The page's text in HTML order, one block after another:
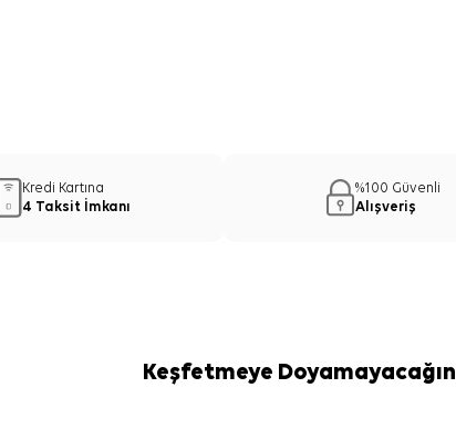
Kredi Kartına
4 Taksit İmkanı
%100 Güvenli
Alışveriş
Keşfetmeye